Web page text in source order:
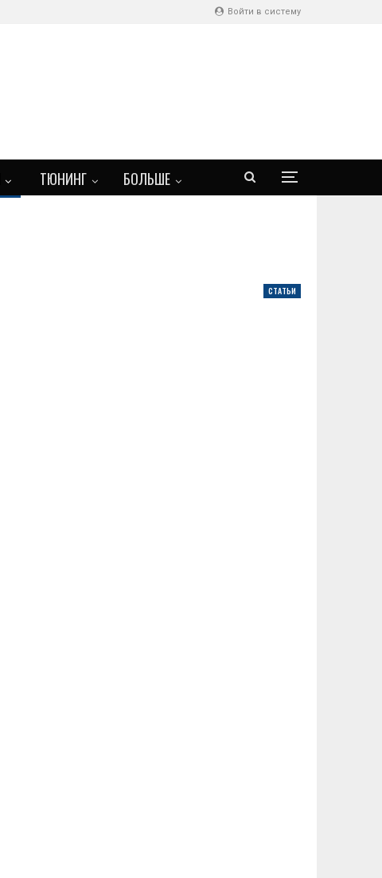
Войти в систему
ТЮНИНГ БОЛЬШЕ
СТАТЬИ